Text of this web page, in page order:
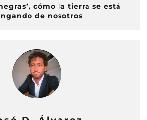
cómo la tierra se está
de nosotros